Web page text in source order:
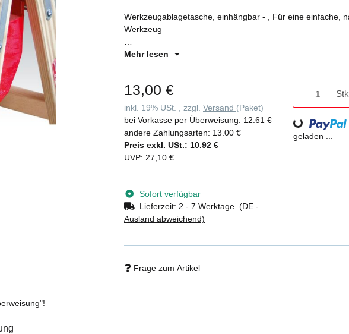
Werkzeugablagetasche, einhängbar - , Für eine einfache, nachträgliche Montage ohne
Werkzeug
- Für Holz-Sprossenleiter 10504, Schutzrechtsanmeldung
Mehr lesen
13,00 €
inkl. 19% USt. , zzgl. Versand (Paket)
bei Vorkasse per Überweisung: 12.61 €
andere Zahlungsarten: 13.00 €
Preis exkl. USt.: 10.92 €
UVP: 27,10 €
Sofort verfügbar
Lieferzeit: 2 - 7 Werktage (DE -
Ausland abweichend)
Stk
Loading...
geladen ...
Frage zum Artikel